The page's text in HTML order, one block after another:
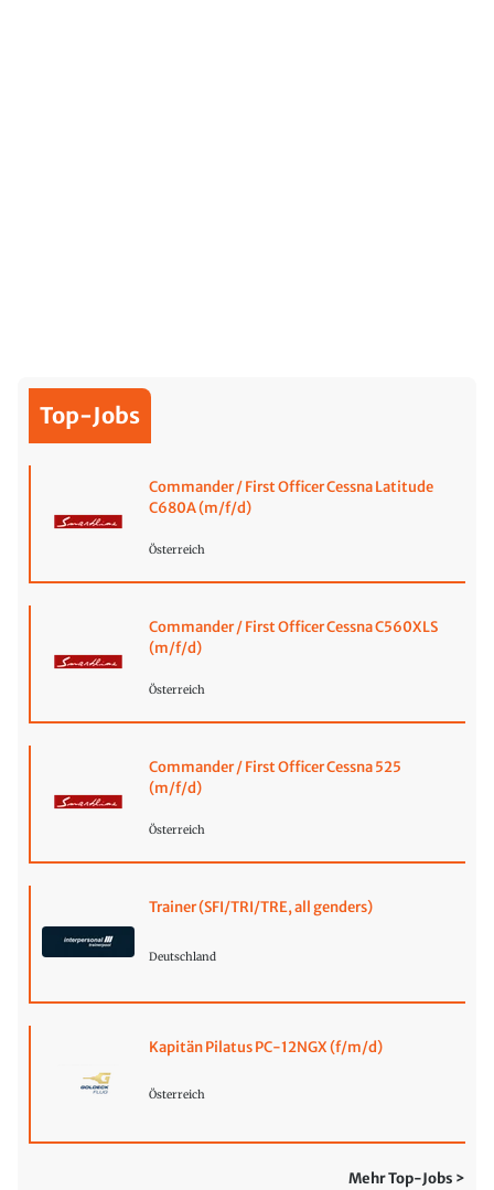
Top-Jobs
Commander / First Officer Cessna Latitude
C680A (m/f/d)
Österreich
Commander / First Officer Cessna C560XLS
(m/f/d)
Österreich
Commander / First Officer Cessna 525
(m/f/d)
Österreich
Trainer (SFI/TRI/TRE, all genders)
Deutschland
Kapitän Pilatus PC-12NGX (f/m/d)
Österreich
Mehr Top-Jobs >